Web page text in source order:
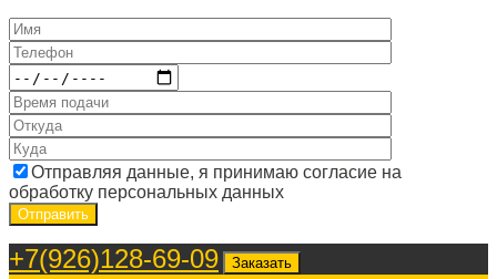
Отправляя данные, я принимаю согласие на
обработку персональных данных
+7(926)128-69-09 Заказать